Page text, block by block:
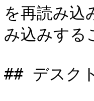
を再読み
み込みする
## デスク